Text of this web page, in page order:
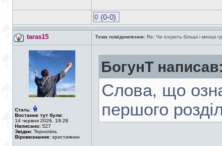
0 (0-0)
taras15 Тема повідомлення: Re: Чи існують більші і менші
Стать:
Востаннє тут були:
14 червня 2026, 19:28
Написано: 527
Звідки: Тернопіль
Віровизнання: християнин
БогунТ
Слова, що
першого